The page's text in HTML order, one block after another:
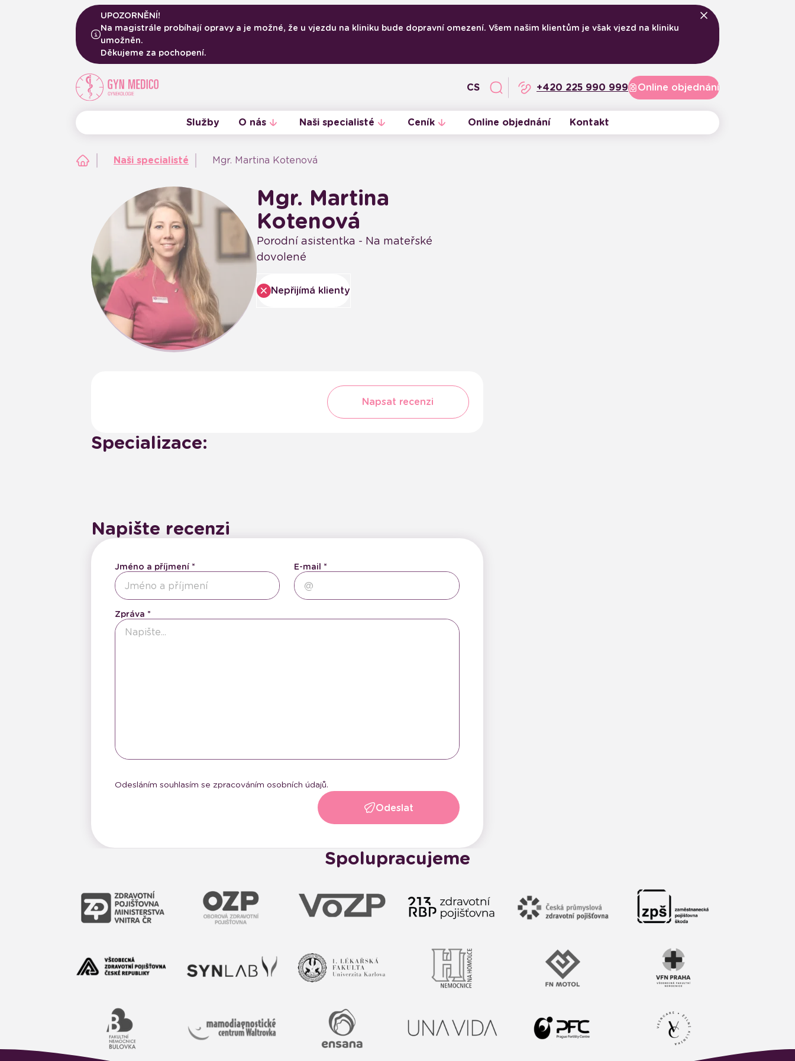
UPOZORNĚNÍ!
Na magistrále probíhají opravy a je možné, že u vjezdu na kliniku bude dopravní omezení. Všem našim klientům je však vjezd na kliniku
umožněn.
Děkujeme za pochopení.
CS +420 225 990 999 Online objednání
Služby O nás
Naše klinika
Naši specialisté
Lékaři
Ceník
Obnova programu COMFORT
Online objednání Kontakt
Naši specialisté Mgr. Martina Kotenová
Mgr. Martina
Kotenová
Porodní asistentka - Na mateřské
dovolené
Nepřijímá klienty
Napsat recenzi
Specializace:
Napište recenzi
Jméno a příjmení E-mail
Zpráva
Odesláním souhlasím se zpracováním osobních údajů.
Odeslat
Spolupracujeme